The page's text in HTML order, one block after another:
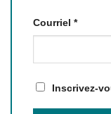
Courriel *
Inscrivez-